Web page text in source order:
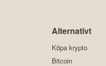
Alternativt
Köpa krypto
Bitcoin